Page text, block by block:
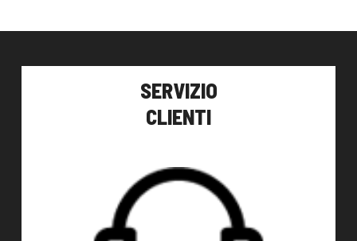
SERVIZIO
CLIENTI